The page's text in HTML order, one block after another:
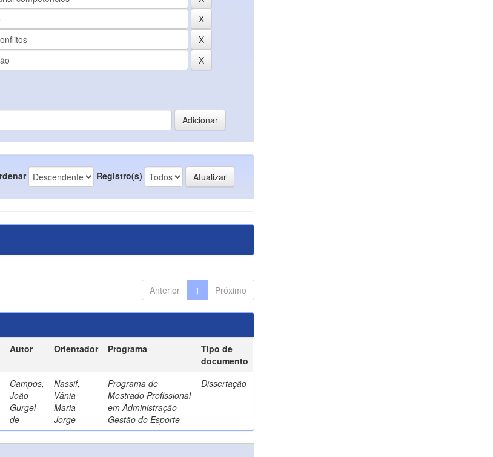
Registro(s)
Anterior 1 Próximo
Autor Orientador Programa
Tipo de
documento
Campos,
João
Gurgel
de
Nassif,
Vânia
Maria
Jorge
Programa de
Mestrado Profissional
em Administração -
Gestão do Esporte
Dissertação